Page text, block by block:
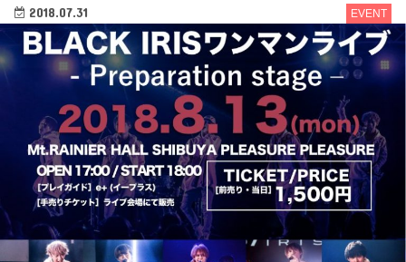
EVENT
2018.07.31